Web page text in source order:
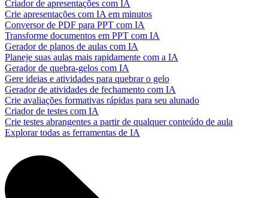
Criador de apresentações com IA
Crie apresentações com IA em minutos
Conversor de PDF para PPT com IA
Transforme documentos em PPT com IA
Gerador de planos de aulas com IA
Planeje suas aulas mais rapidamente com a IA
Gerador de quebra-gelos com IA
Gere ideias e atividades para quebrar o gelo
Gerador de atividades de fechamento com IA
Crie avaliações formativas rápidas para seu alunado
Criador de testes com IA
Crie testes abrangentes a partir de qualquer conteúdo de aula
Explorar todas as ferramentas de IA